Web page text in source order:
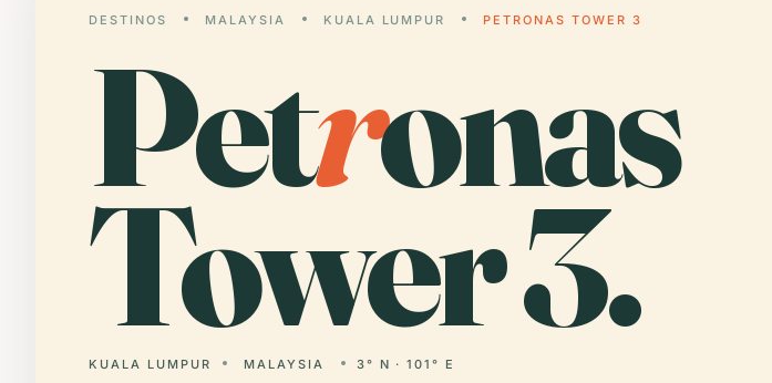
DESTINOS MALAYSIA KUALA LUMPUR PETRONAS TOWER 3
Petronas
Tower 3.
KUALA LUMPUR MALAYSIA 3° N · 101° E